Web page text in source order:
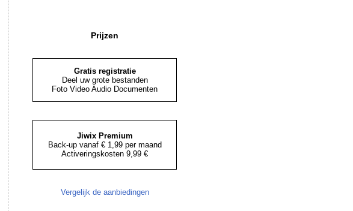
Prijzen
Gratis registratie
Deel uw grote bestanden
Foto Video Audio Documenten
Jiwix Premium
Back-up vanaf € 1,99 per maand
Activeringskosten 9,99 €
Vergelijk de aanbiedingen